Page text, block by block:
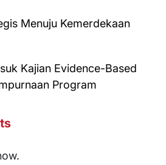
Menuju Kemerdekaan
Kajian Evidence-Based
Program